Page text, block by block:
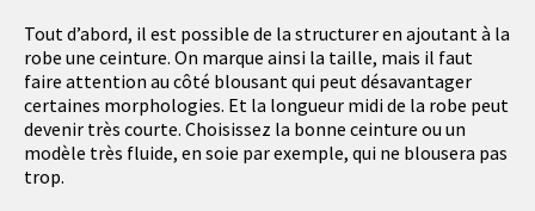
Tout d’abord, il est possible de la structurer en ajoutant à la
robe une ceinture. On marque ainsi la taille, mais il faut
faire attention au côté blousant qui peut désavantager
certaines morphologies. Et la longueur midi de la robe peut
devenir très courte. Choisissez la bonne ceinture ou un
modèle très fluide, en soie par exemple, qui ne blousera pas
trop.